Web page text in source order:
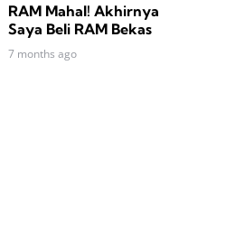
RAM Mahal! Akhirnya
Saya Beli RAM Bekas
7 months ago